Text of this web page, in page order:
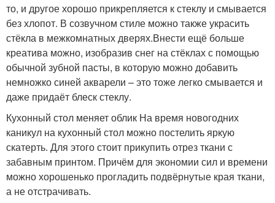
то, и другое хорошо прикрепляется к стеклу и смывается
без хлопот. В созвучном стиле можно также украсить
стёкла в межкомнатных дверях.Внести ещё больше
креатива можно, изобразив снег на стёклах с помощью
обычной зубной пасты, в которую можно добавить
немножко синей акварели – это тоже легко смывается и
даже придаёт блеск стеклу.
Кухонный стол меняет облик На время новогодних
каникул на кухонный стол можно постелить яркую
скатерть. Для этого стоит прикупить отрез ткани с
забавным принтом. Причём для экономии сил и времени
можно хорошенько прогладить подвёрнутые края ткани,
а не отстрачивать.